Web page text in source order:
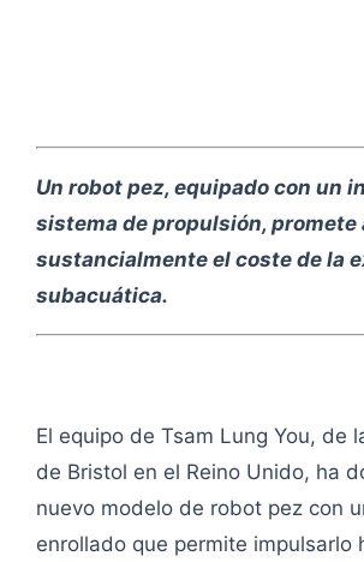
Un robot pez, equipado con un
sistema de propulsión, promete
sustancialmente el coste de la
subacuática.
El equipo de Tsam Lung You, de
de Bristol en el Reino Unido, ha
nuevo modelo de robot pez con
enrollado que permite impulsarlo